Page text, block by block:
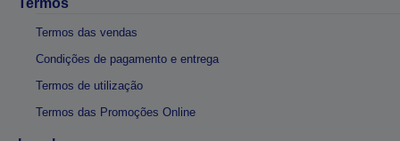
Termos
Termos das vendas
Condições de pagamento e entrega
Termos de utilização
Termos das Promoções Online